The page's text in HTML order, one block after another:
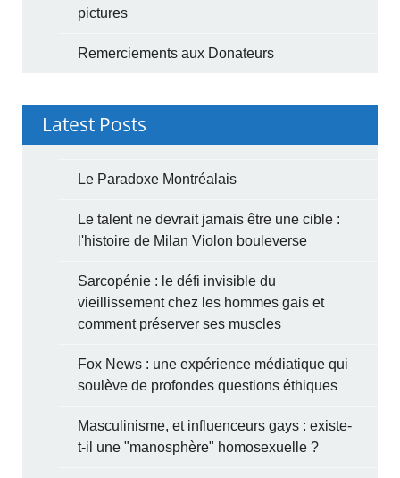
pictures
Remerciements aux Donateurs
Latest Posts
Le Paradoxe Montréalais
Le talent ne devrait jamais être une cible :
l'histoire de Milan Violon bouleverse
Sarcopénie : le défi invisible du
vieillissement chez les hommes gais et
comment préserver ses muscles
Fox News : une expérience médiatique qui
soulève de profondes questions éthiques
Masculinisme, et influenceurs gays : existe-
t-il une "manosphère" homosexuelle ?